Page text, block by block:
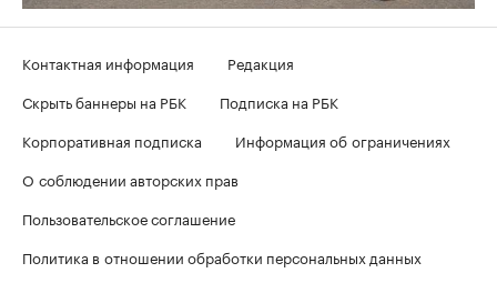
Контактная информация
Редакция
Скрыть баннеры на РБК
Подписка на РБК
Корпоративная подписка
Информация об ограничениях
О соблюдении авторских прав
Пользовательское соглашение
Политика в отношении обработки персональных данных